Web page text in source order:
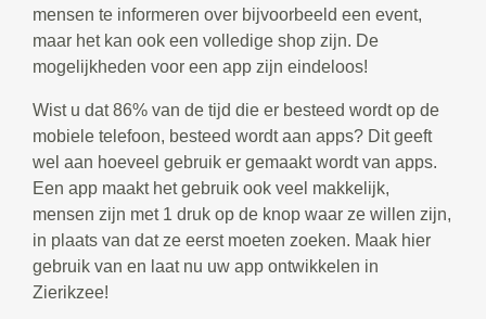
mensen te informeren over bijvoorbeeld een event,
maar het kan ook een volledige shop zijn. De
mogelijkheden voor een app zijn eindeloos!
Wist u dat 86% van de tijd die er besteed wordt op de
mobiele telefoon, besteed wordt aan apps? Dit geeft
wel aan hoeveel gebruik er gemaakt wordt van apps.
Een app maakt het gebruik ook veel makkelijk,
mensen zijn met 1 druk op de knop waar ze willen zijn,
in plaats van dat ze eerst moeten zoeken. Maak hier
gebruik van en laat nu uw app ontwikkelen in
Zierikzee!